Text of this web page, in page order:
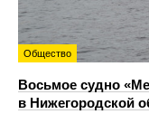
Общество
Восьмое судно
в Нижегородской